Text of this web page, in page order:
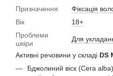
Призначення
Фіксація
Вік
18+
Проблеми
шкіри
Для
Активні речовини у складі DS
Бджолиний віск (Cera